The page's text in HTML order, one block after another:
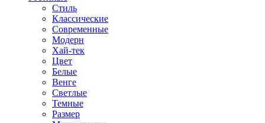
Стиль
Классические
Современные
Модерн
Хай-тек
Цвет
Белые
Венге
Светлые
Темные
Размер